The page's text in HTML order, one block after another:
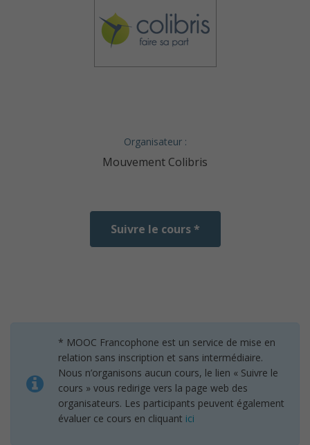
Organisateur :
Mouvement Colibris
Suivre le cours *
* MOOC Francophone est un service de mise en
relation sans inscription et sans intermédiaire.
Nous n’organisons aucun cours, le lien « Suivre le
cours » vous redirige vers la page web des
organisateurs. Les participants peuvent également
évaluer ce cours en cliquant ici